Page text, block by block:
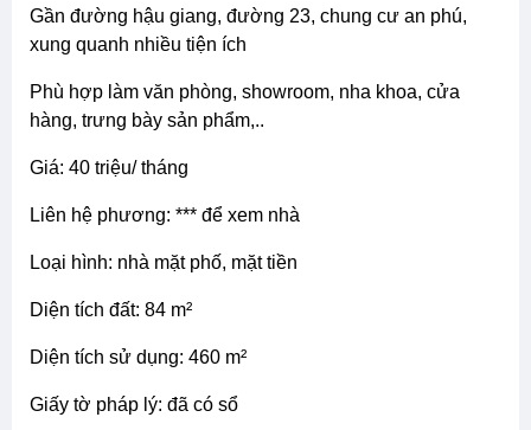
gần đường hậu giang, đường 23, chung cư an phú,
xung quanh nhiều tiện ích
phù hợp làm văn phòng, showroom, nha khoa, cửa
hàng, trưng bày sản phẩm,..
giá: 40 triệu/ tháng
liên hệ phương: *** để xem nhà
loại hình: nhà mặt phố, mặt tiền
diện tích đất: 84 m²
diện tích sử dụng: 460 m²
giấy tờ pháp lý: đã có sổ